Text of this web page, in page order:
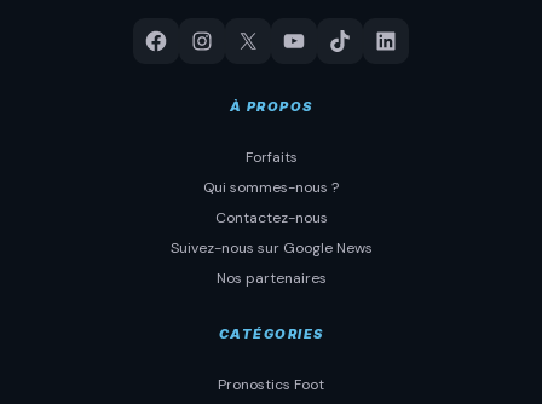
À PROPOS
Forfaits
Qui sommes-nous ?
Contactez-nous
Suivez-nous sur Google News
Nos partenaires
CATÉGORIES
Pronostics Foot